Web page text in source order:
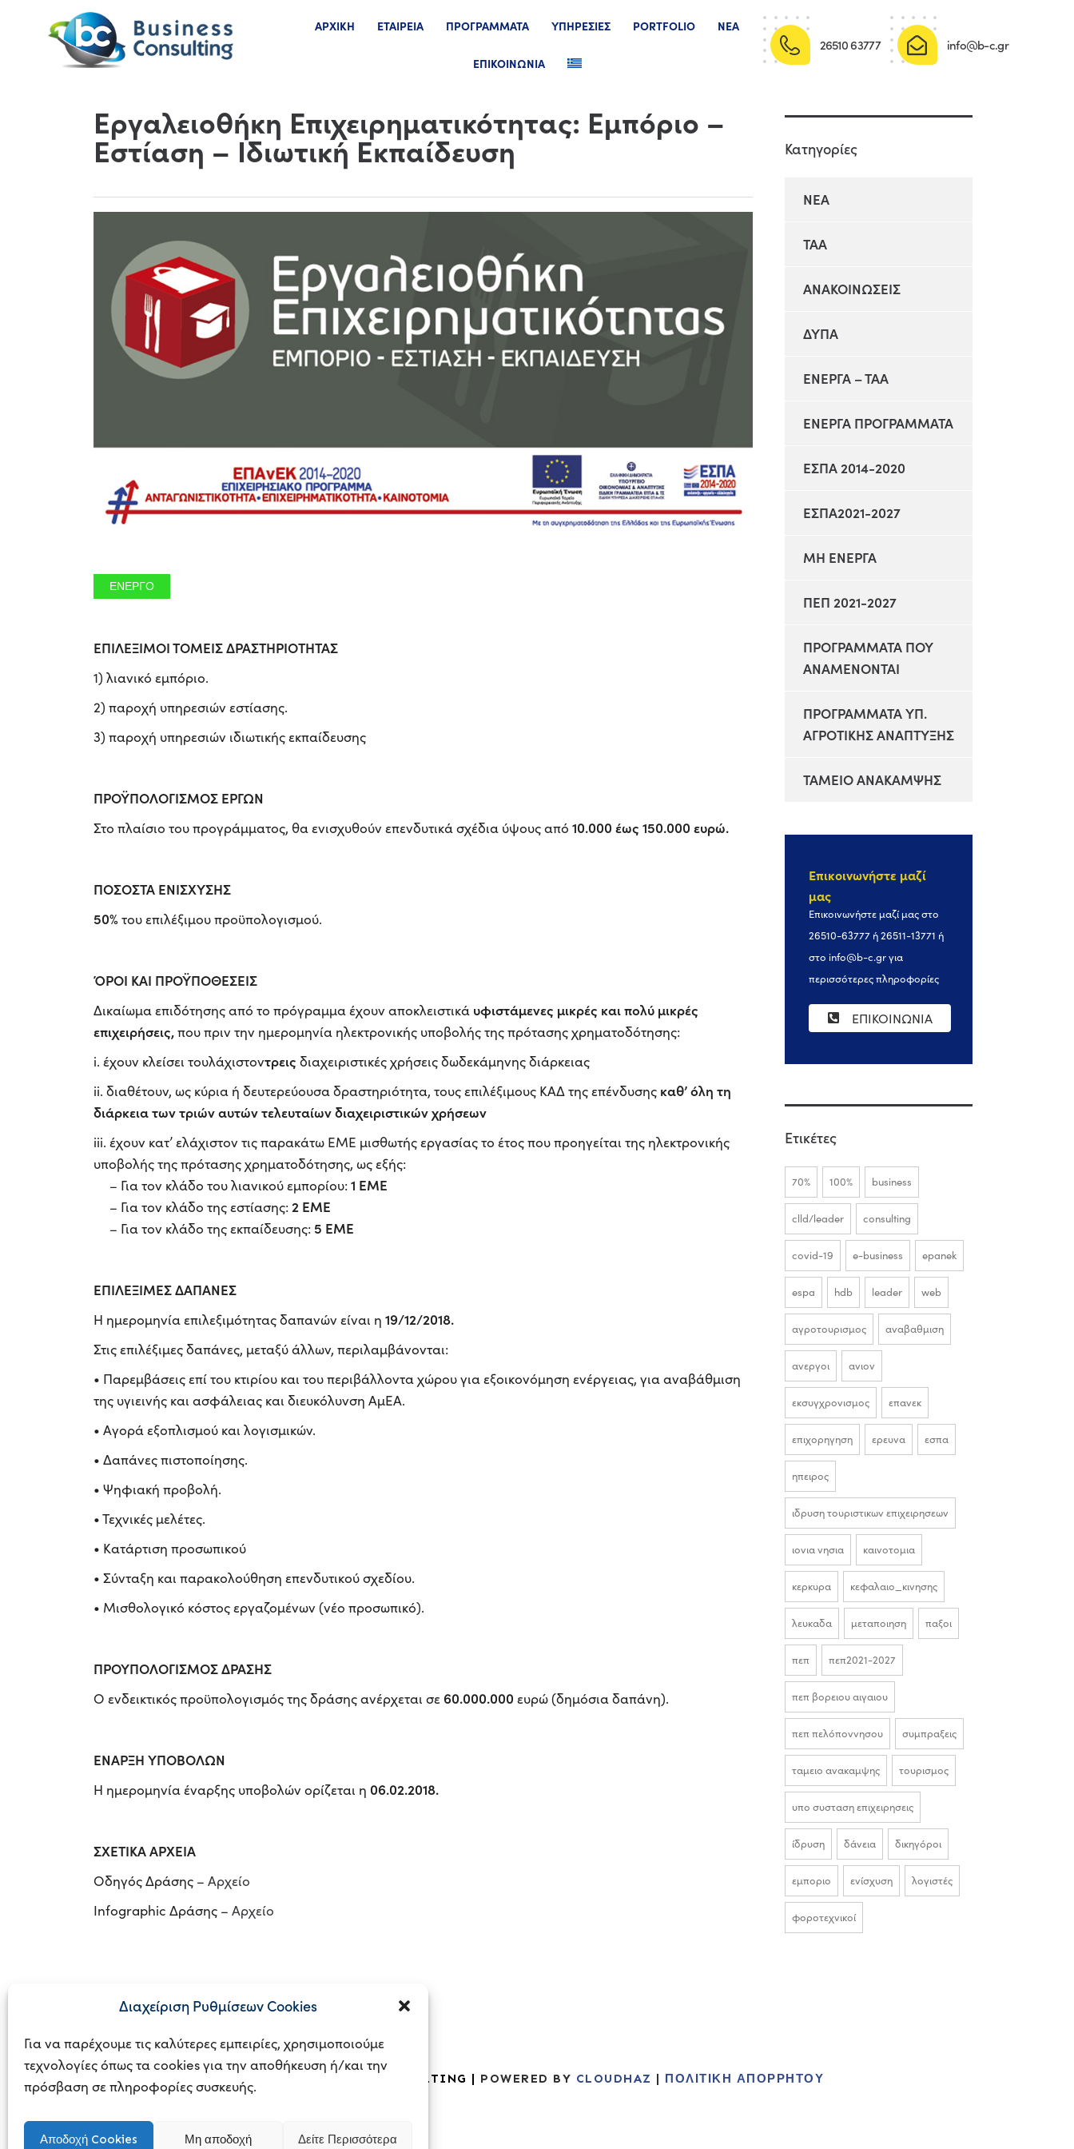
Διαχείριση Ρυθμίσεων Cookies
Για να παρέχουμε τις καλύτερες εμπειρίες, χρησιμοποιούμε
τεχνολογίες όπως τα cookies για την αποθήκευση ή/και την
πρόσβαση σε πληροφορίες συσκευής.
Αποδοχή Cookies Μη αποδοχή Δείτε Περισσότερα
ΑΡΧΙΚΗ ΕΤΑΙΡΕΙΑ ΠΡΟΓΡΑΜΜΑΤΑ ΥΠΗΡΕΣΙΕΣ PORTFOLIO ΝΈΑ
ΕΠΙΚΟΙΝΩΝΙΑ
26510 63777 info@b-c.gr
Εργαλειοθήκη Επιχειρηματικότητας: Εμπόριο –
Εστίαση – Ιδιωτική Εκπαίδευση
ΕΝΕΡΓΟ
ΕΠΙΛΕΞΙΜΟΙ ΤΟΜΕΙΣ ΔΡΑΣΤΗΡΙΟΤΗΤΑΣ
1) λιανικό εμπόριο.
2) παροχή υπηρεσιών εστίασης.
3) παροχή υπηρεσιών ιδιωτικής εκπαίδευσης
ΠΡΟΫΠΟΛΟΓΙΣΜΟΣ ΕΡΓΩΝ
Στο πλαίσιο του προγράμματος, θα ενισχυθούν επενδυτικά σχέδια ύψους από 10.000 έως 150.000 ευρώ.
ΠΟΣΟΣΤΑ ΕΝΙΣΧΥΣΗΣ
50%του επιλέξιμου προϋπολογισμού.
ΌΡΟΙ ΚΑΙ ΠΡΟΫΠΟΘΕΣΕΙΣ
Δικαίωμα επιδότησης από το πρόγραμμα έχουν αποκλειστικά υφιστάμενες μικρές και πολύ μικρές
επιχειρήσεις,που πριν την ημερομηνία ηλεκτρονικής υποβολής της πρότασης χρηματοδότησης:
i. έχουν κλείσει τουλάχιστοντρεις διαχειριστικές χρήσεις δωδεκάμηνης διάρκειας
ii. διαθέτουν, ως κύρια ή δευτερεύουσα δραστηριότητα, τους επιλέξιμους ΚΑΔ της επένδυσης καθ’ όλη τη
διάρκεια των τριών αυτών τελευταίων διαχειριστικών χρήσεων
iii. έχουν κατ’ ελάχιστον τις παρακάτω ΕΜΕ μισθωτής εργασίας το έτος που προηγείται της ηλεκτρονικής
υποβολής της πρότασης χρηματοδότησης, ως εξής:
– Για τον κλάδο του λιανικού εμπορίου:1 ΕΜΕ
– Για τον κλάδο της εστίασης:2 ΕΜΕ
– Για τον κλάδο της εκπαίδευσης:5 ΕΜΕ
ΕΠΙΛΕΞΙΜΕΣ ΔΑΠΑΝΕΣ
Η ημερομηνία επιλεξιμότητας δαπανών είναι η 19/12/2018.
Στις επιλέξιμες δαπάνες, μεταξύ άλλων, περιλαμβάνονται:
• Παρεμβάσεις επί του κτιρίου και του περιβάλλοντα χώρου για εξοικονόμηση ενέργειας, για αναβάθμιση
της υγιεινής και ασφάλειας και διευκόλυνση ΑμΕΑ.
• Αγορά εξοπλισμού και λογισμικών.
• Δαπάνες πιστοποίησης.
• Ψηφιακή προβολή.
• Τεχνικές μελέτες.
• Κατάρτιση προσωπικού
• Σύνταξη και παρακολούθηση επενδυτικού σχεδίου.
• Μισθολογικό κόστος εργαζομένων (νέο προσωπικό).
ΠΡΟΥΠΟΛΟΓΙΣΜΟΣ ΔΡΑΣΗΣ
Ο ενδεικτικός προϋπολογισμός της δράσης ανέρχεται σε 60.000.000 ευρώ (δημόσια δαπάνη).
ΕΝΑΡΞΗ ΥΠΟΒΟΛΩΝ
Η ημερομηνία έναρξης υποβολών ορίζεται η 06.02.2018.
ΣΧΕΤΙΚΑ ΑΡΧΕΙΑ
Οδηγός Δράσης – Αρχείο
Infographic Δράσης – Αρχείο
Κατηγορίες
NEA
TAA
ΑΝΑΚΟΙΝΩΣΕΙΣ
ΔΥΠΑ
ΕΝΕΡΓΑ – ΤΑΑ
ΕΝΕΡΓΑ ΠΡΟΓΡΑΜΜΑΤΑ
ΕΣΠΑ 2014-2020
ΕΣΠΑ2021-2027
ΜΗ ΕΝΕΡΓΑ
ΠΕΠ 2021-2027
ΠΡΟΓΡΑΜΜΑΤΑ ΠΟΥ
ΑΝΑΜΕΝΟΝΤΑΙ
ΠΡΟΓΡΑΜΜΑΤΑ ΥΠ.
ΑΓΡΟΤΙΚΗΣ ΑΝΑΠΤΥΞΗΣ
ΤΑΜΕΙΟ ΑΝΑΚΑΜΨΗΣ
Επικοινωνήστε μαζί
μας
Επικοινωνήστε μαζί μας στο
26510-63777 ή 26511-13771 ή
στο info@b-c.grγια
περισσότερες πληροφορίες
ΕΠΙΚΟΙΝΩΝΙΑ
Ετικέτες
70% 100% business
clld/leader consulting
covid-19 e-business epanek
espa hdb leader web
αγροτουρισμος αναβαθμιση
ανεργοι ανιον
εκσυγχρονισμος επανεκ
επιχορηγηση ερευνα εσπα
ηπειρος
ιδρυση τουριστικων επιχειρησεων
ιονια νησια καινοτομια
κερκυρα κεφαλαιο_κινησης
λευκαδα μεταποιηση παξοι
πεπ πεπ2021-2027
πεπ βορειου αιγαιου
πεπ πελόποννησου συμπραξεις
ταμειο ανακαμψης τουρισμος
υπο συσταση επιχειρησεις
ίδρυση δάνεια δικηγόροι
εμποριο ενίσχυση λογιστές
φοροτεχνικοί
BUSINESS CONSULTING | POWERED BY CLOUDHAZ | ΠΟΛΙΤΙΚΗ ΑΠΟΡΡΗΤΟΥ